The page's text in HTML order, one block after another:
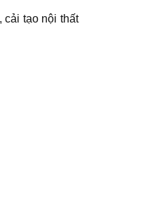
cải tạo nội thất